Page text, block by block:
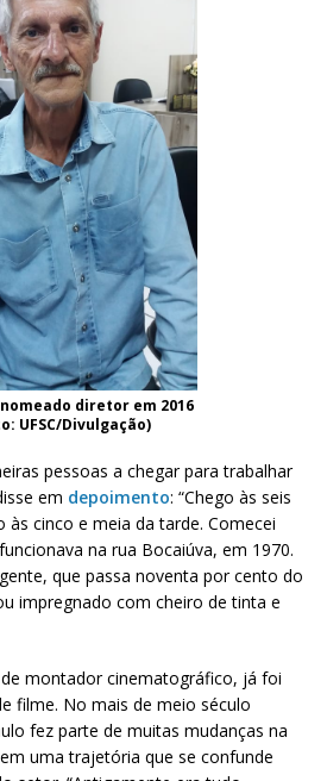
diretor em 2016
UFSC/Divulgação)
pessoas a chegar para trabalhar
em depoimento: “Chego às seis
às cinco e meia da tarde. Comecei
na rua Bocaiúva, em 1970.
gente, que passa noventa por cento do
impregnado com cheiro de tinta e
montador cinematográfico, já foi
filme. No mais de meio século
fez parte de muitas mudanças na
uma trajetória que se confunde